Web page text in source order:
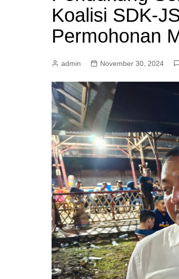
Mamasa
Koalisi SDK-
Permohonan
admin November 30, 2024